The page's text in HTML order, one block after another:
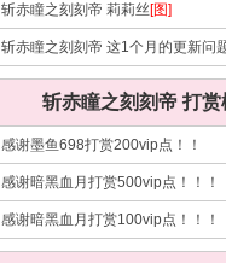
斩赤瞳之刻刻帝 莉莉丝[图]
斩赤瞳之刻刻帝 这1个月的更新问
斩赤瞳之刻刻帝 打赏
感谢墨鱼698打赏200vip点！！
感谢暗黑血月打赏500vip点！！！
感谢暗黑血月打赏100vip点！！！